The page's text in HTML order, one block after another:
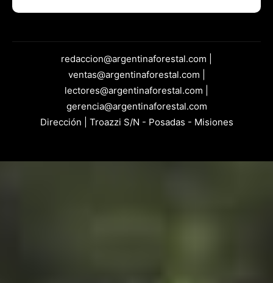
redaccion@argentinaforestal.com |
ventas@argentinaforestal.com |
lectores@argentinaforestal.com |
gerencia@argentinaforestal.com
Dirección | Troazzi S/N - Posadas - Misiones